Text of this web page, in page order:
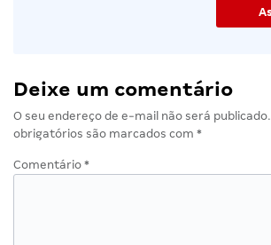
Deixe um comentário
O seu endereço de e-mail não será publicado.
obrigatórios são marcados com *
Comentário *